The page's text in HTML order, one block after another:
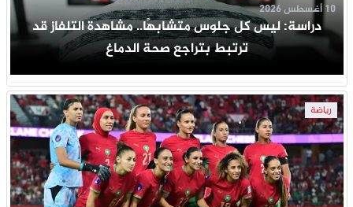
دراسة: ليس كل جلوس متشابهًا.. مشاهدة التلفاز قد
ترتبط بتراجع صحة الدماغ
10 أغسطس 2026
رياضة